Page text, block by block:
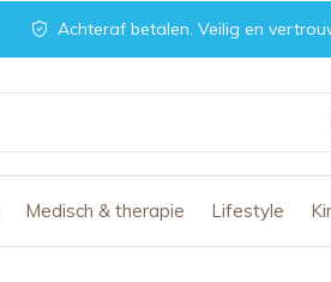
Medisch & therapie Lifestyle
Achteraf betalen. Veilig en